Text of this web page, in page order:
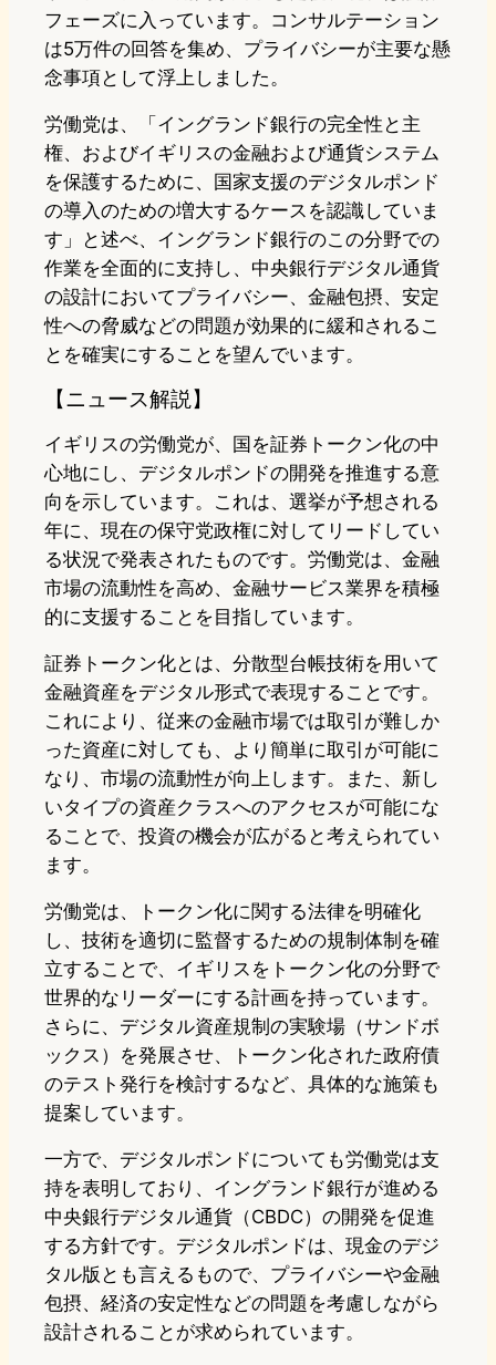
フェーズに入っています。コンサルテーション
は5万件の回答を集め、プライバシーが主要な懸
念事項として浮上しました。
労働党は、「イングランド銀行の完全性と主
権、およびイギリスの金融および通貨システム
を保護するために、国家支援のデジタルポンド
の導入のための増大するケースを認識していま
す」と述べ、イングランド銀行のこの分野での
作業を全面的に支持し、中央銀行デジタル通貨
の設計においてプライバシー、金融包摂、安定
性への脅威などの問題が効果的に緩和されるこ
とを確実にすることを望んでいます。
【ニュース解説】
イギリスの労働党が、国を証券トークン化の中
心地にし、デジタルポンドの開発を推進する意
向を示しています。これは、選挙が予想される
年に、現在の保守党政権に対してリードしてい
る状況で発表されたものです。労働党は、金融
市場の流動性を高め、金融サービス業界を積極
的に支援することを目指しています。
証券トークン化とは、分散型台帳技術を用いて
金融資産をデジタル形式で表現することです。
これにより、従来の金融市場では取引が難しか
った資産に対しても、より簡単に取引が可能に
なり、市場の流動性が向上します。また、新し
いタイプの資産クラスへのアクセスが可能にな
ることで、投資の機会が広がると考えられてい
ます。
労働党は、トークン化に関する法律を明確化
し、技術を適切に監督するための規制体制を確
立することで、イギリスをトークン化の分野で
世界的なリーダーにする計画を持っています。
さらに、デジタル資産規制の実験場（サンドボ
ックス）を発展させ、トークン化された政府債
のテスト発行を検討するなど、具体的な施策も
提案しています。
一方で、デジタルポンドについても労働党は支
持を表明しており、イングランド銀行が進める
中央銀行デジタル通貨（CBDC）の開発を促進
する方針です。デジタルポンドは、現金のデジ
タル版とも言えるもので、プライバシーや金融
包摂、経済の安定性などの問題を考慮しながら
設計されることが求められています。